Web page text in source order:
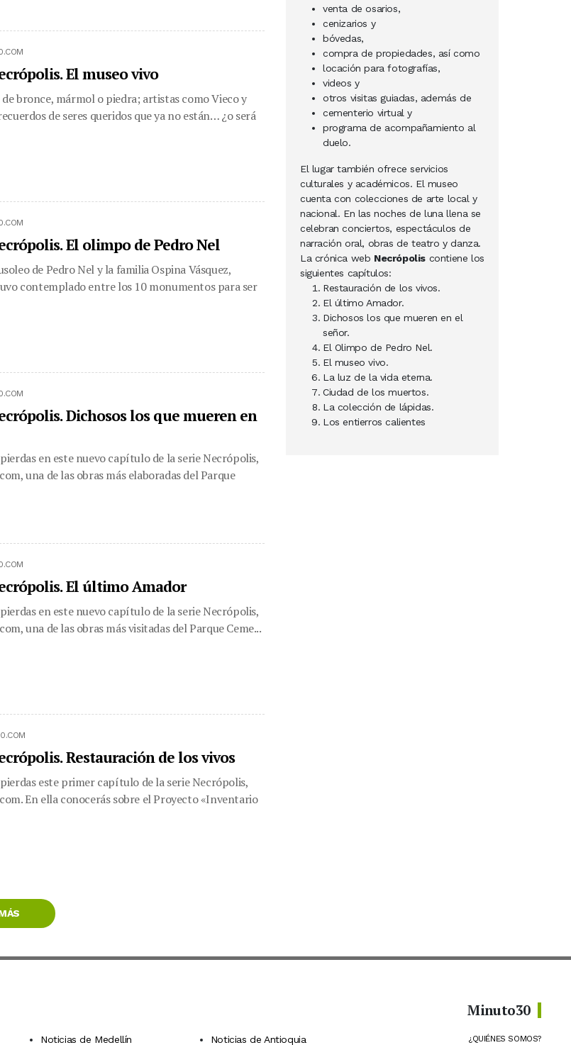
El museo vivo
bronce, mármol o piedra; artistas como Vieco y
de seres queridos que ya no están… ¿o será
El olimpo de Pedro Nel
de Pedro Nel y la familia Ospina Vásquez,
contemplado entre los 10 monumentos para ser
Dichosos los que mueren en
en este nuevo capítulo de la serie Necrópolis,
una de las obras más elaboradas del Parque
El último Amador
en este nuevo capítulo de la serie Necrópolis,
una de las obras más visitadas del Parque Ceme...
Restauración de los vivos
este primer capítulo de la serie Necrópolis,
En ella conocerás sobre el Proyecto «Inventario
venta de osarios,
cenizarios y
bóvedas,
compra de propiedades, así como
locación para fotografías,
videos y
otros visitas guiadas, además de
cementerio virtual y
programa de acompañamiento al
duelo.
El lugar también ofrece servicios
culturales y académicos. El museo
cuenta con colecciones de arte local y
nacional. En las noches de luna llena se
celebran conciertos, espectáculos de
narración oral, obras de teatro y danza.
La crónica web Necrópolis contiene los
siguientes capítulos:
Restauración de los vivos.
El último Amador.
Dichosos los que mueren en el
señor.
El Olimpo de Pedro Nel.
El museo vivo.
La luz de la vida eterna.
Ciudad de los muertos.
La colección de lápidas.
Los entierros calientes
Noticias de Medellín Noticias de Antioquia
Minuto30
¿QUIÉNES SOMOS?